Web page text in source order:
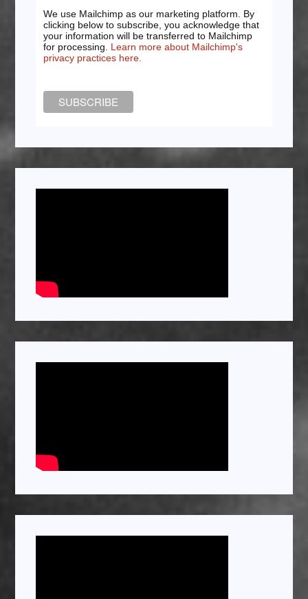
We use Mailchimp as our marketing platform. By
clicking below to subscribe, you acknowledge that
your information will be transferred to Mailchimp
for processing. Learn more about Mailchimp's
privacy practices here.